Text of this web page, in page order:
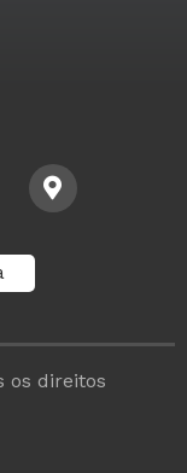
os direitos